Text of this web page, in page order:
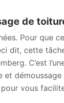
de
Pour que
dit, cette
C’est
vous